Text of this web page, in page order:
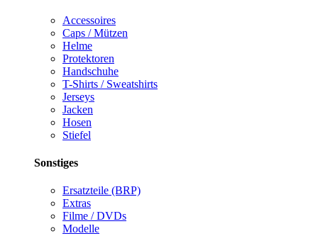
Accessoires
Caps / Mützen
Helme
Protektoren
Handschuhe
T-Shirts / Sweatshirts
Jerseys
Jacken
Hosen
Stiefel
Sonstiges
Ersatzteile (BRP)
Extras
Filme / DVDs
Modelle